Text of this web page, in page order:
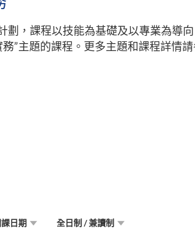
，課程以技能為基礎及以專業為導
”主題的課程。更多主題和課程詳情請
課日期 全日制 / 兼讀制